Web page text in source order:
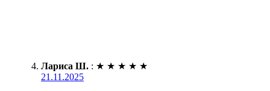
Лариса Ш. : ★ ★ ★ ★ ★
21.11.2025